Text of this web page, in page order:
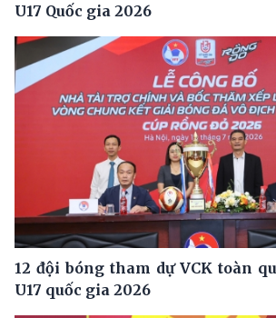
U17 Quốc gia 2026
12 đội bóng tham dự VCK toàn
U17 quốc gia 2026